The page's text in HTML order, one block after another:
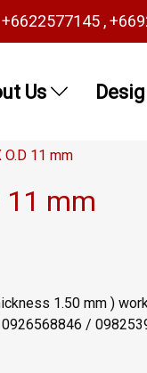
+6622577145 ,
Us
11 mm
11 mm
1.50 mm )
/